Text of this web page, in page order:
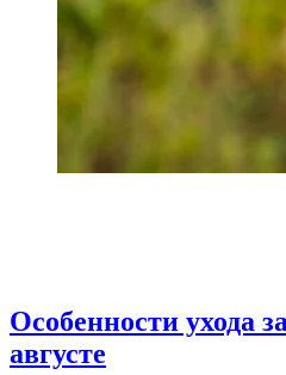
Особенности ухода
августе